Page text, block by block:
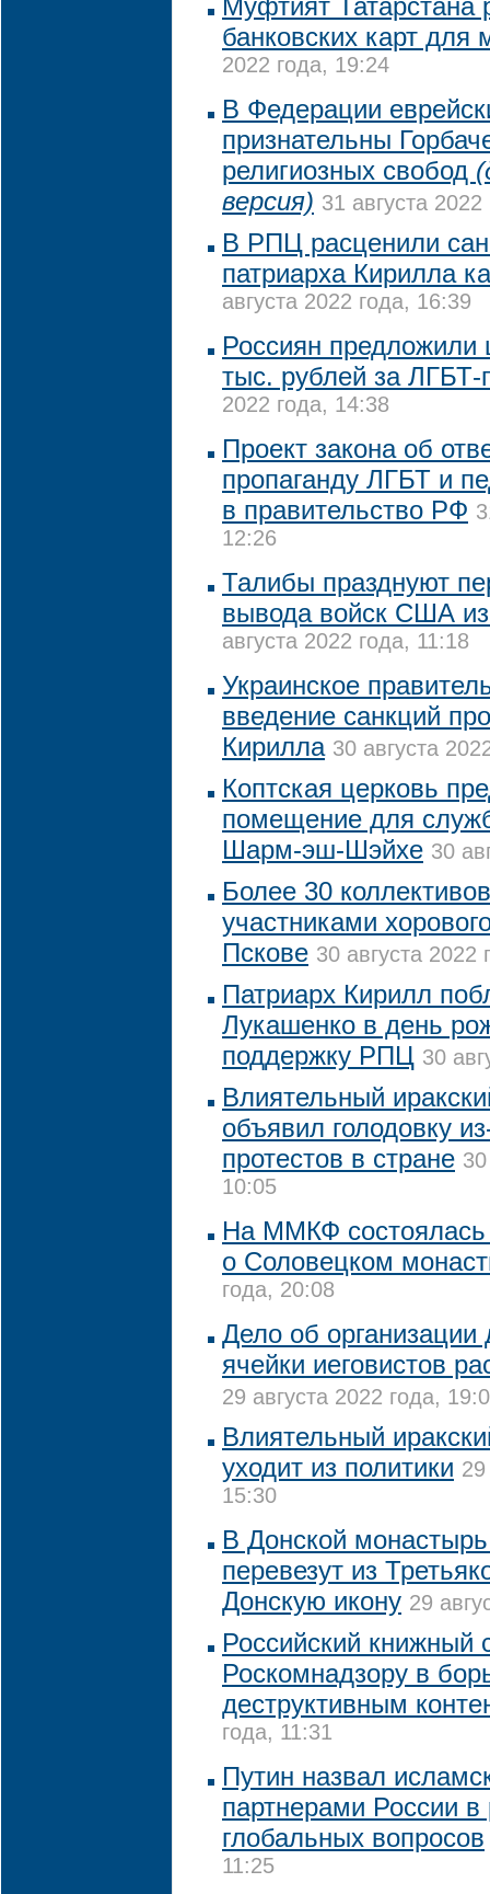
Муфтият Татарстана
банковских карт для
2022 года, 19:24
В Федерации
признательны
религиозных свобод
версия) 31 августа
В РПЦ расценили
патриарха Кирилла
августа 2022 года, 16:39
Россиян
тыс. рублей за ЛГБТ-
2022 года, 14:38
Проект закона об
пропаганду ЛГБТ и
в правительство РФ
12:26
Талибы празднуют
вывода войск США
августа 2022 года, 11:18
Украинское
введение санкций
Кирилла 30 августа
Коптская церковь
помещение для
Шарм-эш-Шэйхе 30
Более 30
участниками
Пскове 30 августа 2022
Патриарх Кирилл
Лукашенко в день
поддержку РПЦ 30
Влиятельный
объявил голодовку
протестов в стране
10:05
На ММКФ
о Соловецком
года, 20:08
Дело об организации
ячейки иеговистов
29 августа 2022 года,
Влиятельный
уходит из политики 29
15:30
В Донской
перевезут из
Донскую икону 29
Российский книжный
Роскомнадзору в
деструктивным
года, 11:31
Путин назвал
партнерами России
глобальных вопросов
11:25